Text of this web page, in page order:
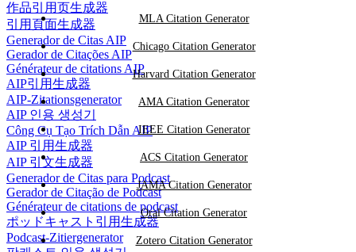
作品引用页生成器
引用頁面生成器
Generador de Citas AIP
Gerador de Citações AIP
Générateur de citations AIP
AIP引用生成器
AIP-Zitationsgenerator
AIP 인용 생성기
Công Cụ Tạo Trích Dẫn AIP
AIP 引用生成器
AIP 引文生成器
Generador de Citas para Podcast
Gerador de Citação de Podcast
Générateur de citations de podcast
ポッドキャスト引用生成器
Podcast-Zitiergenerator
MLA Citation Generator
Chicago Citation Generator
Harvard Citation Generator
AMA Citation Generator
IEEE Citation Generator
ACS Citation Generator
JAMA Citation Generator
Oral Citation Generator
Zotero Citation Generator